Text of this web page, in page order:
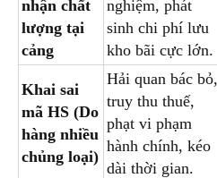
nhận chất
lượng tại
cảng
nghiệm, phát
sinh chi phí lưu
kho bãi cực lớn.
Khai sai
mã HS (Do
hàng nhiều
chủng loại)
Hải quan bác bỏ,
truy thu thuế,
phạt vi phạm
hành chính, kéo
dài thời gian.